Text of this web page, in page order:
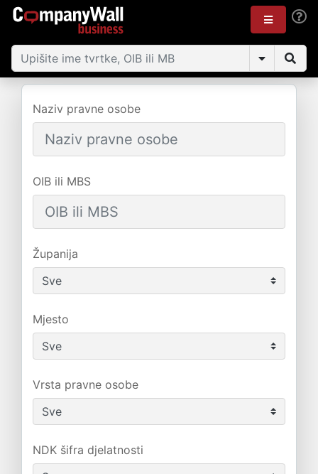
Naziv pravne osobe
OIB ili MBS
Županija
Mjesto
Vrsta pravne osobe
NDK šifra djelatnosti